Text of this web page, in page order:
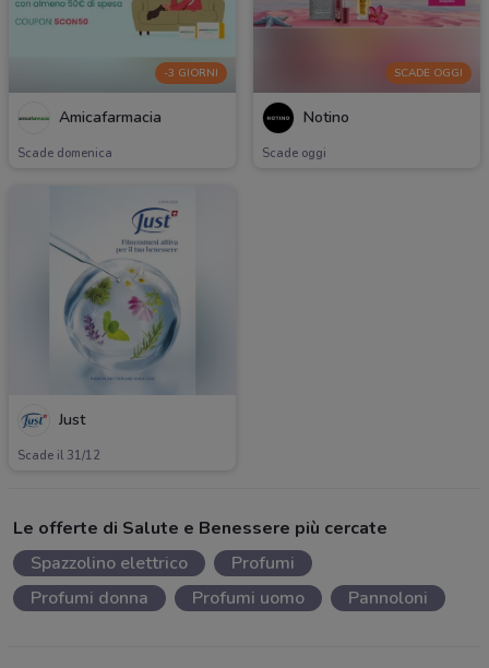
-3 GIORNI
Amicafarmacia
Scade domenica
SCADE OGGI
Notino
Scade oggi
Just
Scade il 31/12
Le offerte di Salute e Benessere più cercate
Spazzolino elettrico
Profumi
Profumi donna
Profumi uomo Pannoloni